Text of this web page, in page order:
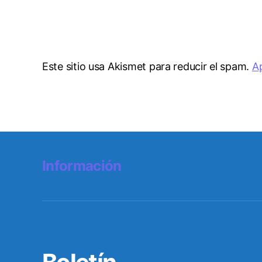
Este sitio usa Akismet para reducir el spam.
Información